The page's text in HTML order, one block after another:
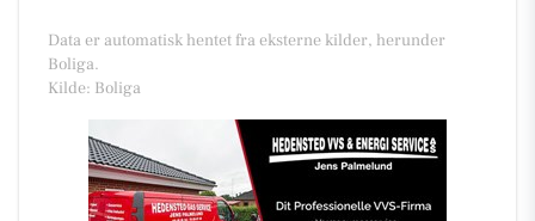
Data er automatisk hentet fra eksterne kilder, herunder
Boliga.
Kilde: Boliga